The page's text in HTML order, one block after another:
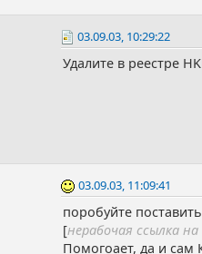
03.09.03, 10:29:22
Удалите в реестре
03.09.03, 11:09:41
поробуйте
[нерабочая ссылка
Помогоает, да и сам